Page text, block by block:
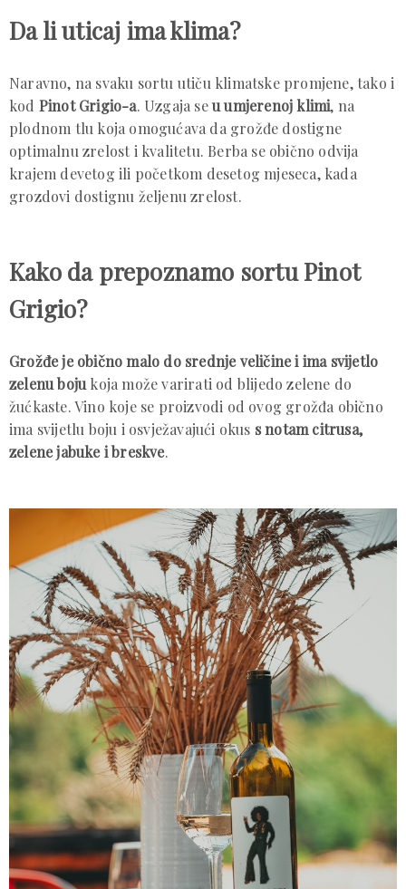
Da li uticaj ima klima?
Naravno, na svaku sortu utiču klimatske promjene, tako i
kod Pinot Grigio-a. Uzgaja seu umjerenoj klimi, na
plodnom tlu koja omogućava da grožđe dostigne
optimalnu zrelost i kvalitetu. Berba se obično odvija
krajem devetog ili početkom desetog mjeseca, kada
grozdovi dostignu željenu zrelost.
Kako da prepoznamo sortu Pinot
Grigio?
Grožđe je obično malo do srednje veličine i ima svijetlo
zelenu boju koja može varirati od blijedo zelene do
žućkaste. Vino koje se proizvodi od ovog grožđa obično
ima svijetlu boju i osvježavajući okus s notam citrusa,
zelene jabuke i breskve.